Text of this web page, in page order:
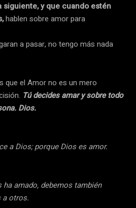
siguiente, y que cuando estén
hablen sobre amor para
a pasar, no tengo más nada
que el Amor no es un mero
Tú decides amar y sobre todo
Dios.
a Dios; porque Dios es amor.
amado, debemos también
a otros.